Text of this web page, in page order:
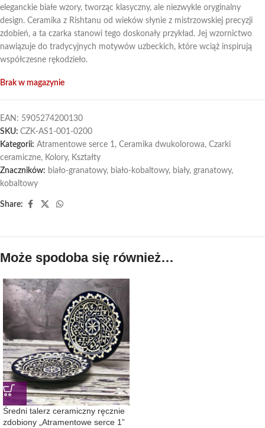
eleganckie białe wzory, tworząc klasyczny, ale niezwykle oryginalny
design. Ceramika z Rishtanu od wieków słynie z mistrzowskiej precyzji
zdobień, a ta czarka stanowi tego doskonały przykład. Jej wzornictwo
nawiązuje do tradycyjnych motywów uzbeckich, które wciąż inspirują
współczesne rękodzieło.
Brak w magazynie
EAN: 5905274200130
SKU: CZK-AS1-001-0200
Kategorii: Atramentowe serce 1, Ceramika dwukolorowa, Czarki
ceramiczne, Kolory, Kształty
Znaczników: biało-granatowy, biało-kobaltowy, biały, granatowy,
kobaltowy
Share:
Może spodoba się również…
Średni talerz ceramiczny ręcznie
zdobiony „Atramentowe serce 1”